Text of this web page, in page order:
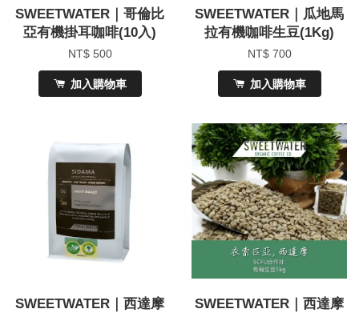
SWEETWATER｜哥倫比
亞有機掛耳咖啡(10入)
NT$ 500
加入購物車
SWEETWATER｜瓜地馬
拉有機咖啡生豆(1Kg)
NT$ 700
加入購物車
SWEETWATER｜西達摩
SWEETWATER｜西達摩